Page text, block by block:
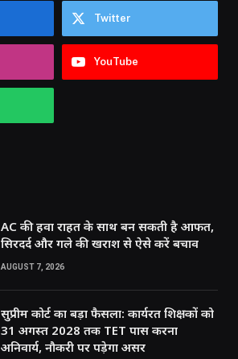
Twitter
YouTube
AC की हवा राहत के साथ बन सकती है आफत,
सिरदर्द और गले की खराश से ऐसे करें बचाव
AUGUST 7, 2026
सुप्रीम कोर्ट का बड़ा फैसला: कार्यरत शिक्षकों को
31 अगस्त 2028 तक TET पास करना
अनिवार्य, नौकरी पर पड़ेगा असर